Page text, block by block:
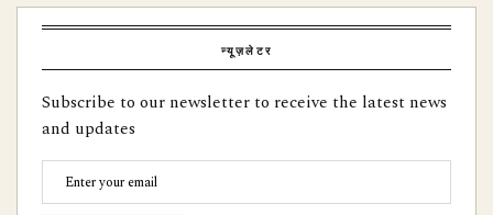
न्यूज़लेटर
Subscribe to our newsletter to receive the latest news
and updates